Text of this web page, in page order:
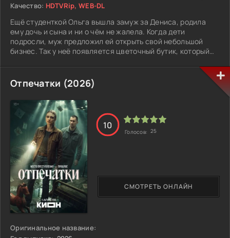
Качество: HDTVRip, WEB-DL
Ещё студенткой Ольга вышла замуж за Дениса, родила
ему дочь и сына и ни о чём не жалела. Когда дети
подросли, муж предложил ей открыть свой небольшой
бизнес. Так у неё появляется цветочный бутик, который
его «Цветочное озеро» в память о любимом озере
в деревне. Внезапная трагедия полностью меняет её
жизнь: Денис погибает в автомобильной аварии.
Оставшись одна с двумя детьми, Ольга не сдаётся
и пытается удержать на плаву свой маленький бизнес,
но всё же теряет магазин. Решив заново строить свою
жизнь, она с детьми уезжает жить в деревню.
Отпечатки (2026)
Оригинальное название:
СМОТРЕТЬ ОНЛАЙН
10
Голосов: 25